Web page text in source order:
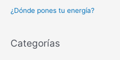
¿Dónde pones tu energía?
Categorías